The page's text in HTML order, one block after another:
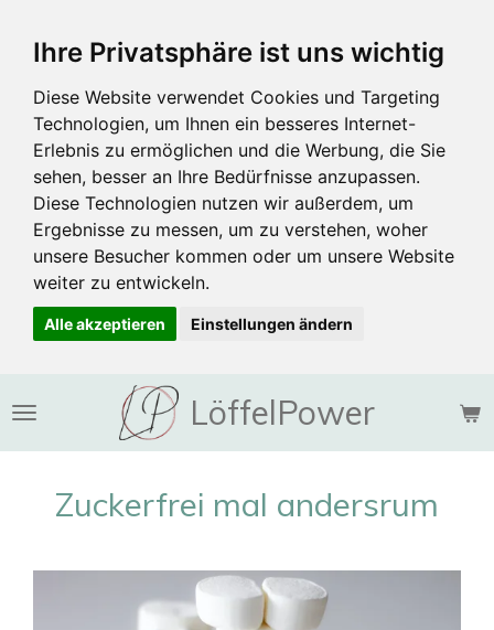
Ihre Privatsphäre ist uns wichtig
Diese Website verwendet Cookies und Targeting
Technologien, um Ihnen ein besseres Internet-
Erlebnis zu ermöglichen und die Werbung, die Sie
sehen, besser an Ihre Bedürfnisse anzupassen.
Diese Technologien nutzen wir außerdem, um
Ergebnisse zu messen, um zu verstehen, woher
unsere Besucher kommen oder um unsere Website
weiter zu entwickeln.
Alle akzeptieren Einstellungen ändern
Hauptinhalt
LöffelPower
Zuckerfrei mal andersrum